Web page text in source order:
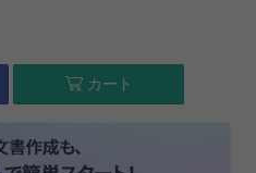
カート